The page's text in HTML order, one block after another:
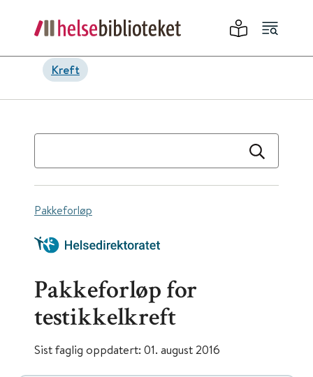
Kreft
Pakkeforløp
Pakkeforløp for
testikkelkreft
Sist faglig oppdatert: 01. august 2016